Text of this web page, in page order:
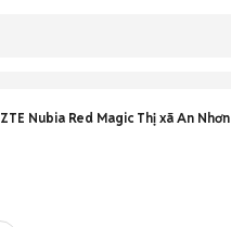
ZTE Nubia Red Magic Thị xã An Nhơn